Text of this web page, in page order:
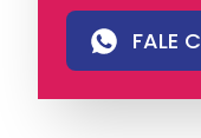
FALE